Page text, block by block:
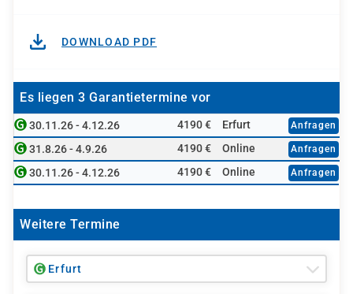
DOWNLOAD PDF
Es liegen 3 Garantietermine vor
30.11.26 - 4.12.26 4190 € Erfurt Anfragen
31.8.26 - 4.9.26 4190 € Online Anfragen
30.11.26 - 4.12.26 4190 € Online Anfragen
Weitere Termine
Erfurt